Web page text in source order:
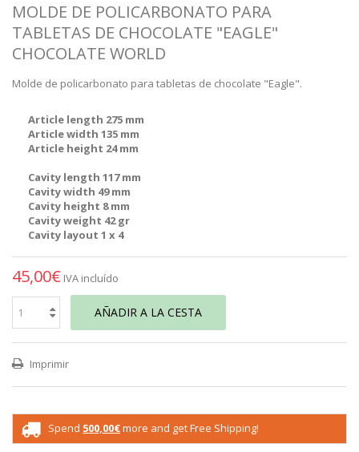
MOLDE DE POLICARBONATO PARA
TABLETAS DE CHOCOLATE "EAGLE"
CHOCOLATE WORLD
Molde de policarbonato para tabletas de chocolate "Eagle".
Article length 275 mm
Article width 135 mm
Article height 24 mm
Cavity length 117 mm
Cavity width 49 mm
Cavity height 8 mm
Cavity weight 42 gr
Cavity layout 1 x 4
45,00€ IVA incluído
AÑADIR A LA CESTA
Imprimir
Spend 500,00€more and get Free Shipping!